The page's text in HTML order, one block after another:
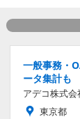
一般事務・
ータ集計も
アデコ株式会
東京都